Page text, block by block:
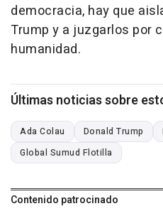
democracia, hay que
Trump y a juzgarlos por
humanidad.
Últimas noticias sobre
Ada Colau Donald Trump
Global Sumud Flotilla
Contenido patrocinado